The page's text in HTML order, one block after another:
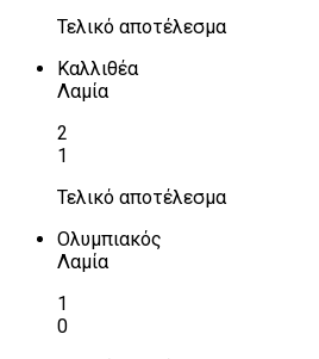
Τελικό αποτέλεσμα
Καλλιθέα
Λαμία
2
1
Τελικό αποτέλεσμα
Ολυμπιακός
Λαμία
1
0